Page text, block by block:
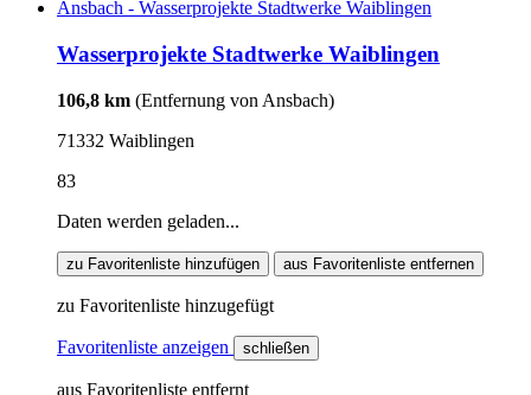
Wasserprojekte Stadtwerke Waiblingen
106,8 km (Entfernung von Ansbach)
71332 Waiblingen
83
Daten werden geladen...
zu Favoritenliste hinzufügen aus Favoritenliste entfernen
zu Favoritenliste hinzugefügt
Favoritenliste anzeigen schließen
aus Favoritenliste entfernt